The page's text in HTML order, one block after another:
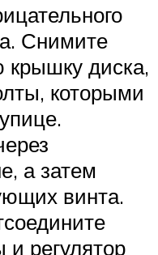
Снимите
крышку диска,
которыми
а затем
винта.
регулятор